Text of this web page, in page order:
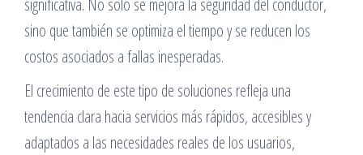
significativa. No solo se mejora la seguridad del conductor,
sino que también se optimiza el tiempo y se reducen los
costos asociados a fallas inesperadas.
El crecimiento de este tipo de soluciones refleja una
tendencia clara hacia servicios más rápidos, accesibles y
adaptados a las necesidades reales de los usuarios,